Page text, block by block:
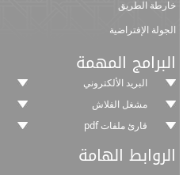
خارطة الطريق
الجولة الإفتراضية
البرامج المهمة
البريد الألكتروني
مشغل الفلاش
قارئ ملفات pdf
الروابط الهامة